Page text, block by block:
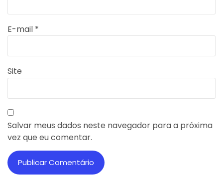
E-mail *
Site
Salvar meus dados neste navegador para a próxima
vez que eu comentar.